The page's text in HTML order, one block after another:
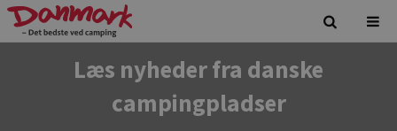
Læs nyheder fra danske
campingpladser